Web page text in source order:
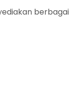
berbagai